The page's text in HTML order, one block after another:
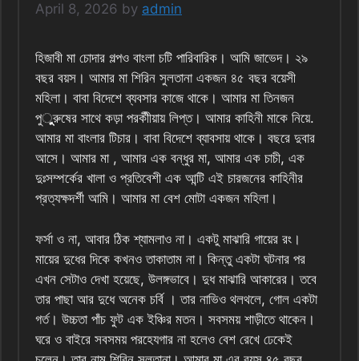
April 8, 2026 by admin
হিজাবী মা চোদার গল্পও বাংলা চটি পারিবারিক। আমি জাভেদ। ২৯
বছর বয়স। আমার মা শিরিন সুলতানা একজন ৪৫ বছর বয়েসী
মহিলা। বাবা বিদেশে ব্যবসার কাজে থাকে। আমার মা তিনজন
পুুুুুরুষের সাথে কড়া পরকীীয়ায় লিপ্ত। আমার কাহিনী মাকে নিয়ে.
আমার মা বাংলার টিচার। বাবা বিদেশে ব্যাবসায় থাকে। বছরে দুবার
আসে। আমার মা , আমার এক বন্ধুর মা, আমার এক চাচী, এক
দুঃসম্পর্কের খালা ও প্রতিবেশী এক আন্টি এই চারজনের কাহিনীর
প্রত্যক্ষদর্শী আমি। আমার মা বেশ মোটা একজন মহিলা।
ফর্সা ও না, আবার ঠিক শ্যামলাও না। একটু মাঝারি গায়ের রং।
মায়ের দুধের দিকে কখনও তাকাতাম না। কিন্তু একটা ঘটনার পর
এখন সেটাও দেখা হয়েছে, উলঙ্গভাবে। দুধ মাঝারি আকারের। তবে
তার পাছা আর দুধে অনেক চর্বি । তার নাভিও থলথলে, গোল একটা
গর্ত। উচ্চতা পাঁচ ফুট এক ইঞ্চির মতন। সবসময় শাড়ীতে থাকেন।
ঘরে ও বাইরে সবসময় পরহেযগার না হলেও বেশ রেখে ঢেকেই